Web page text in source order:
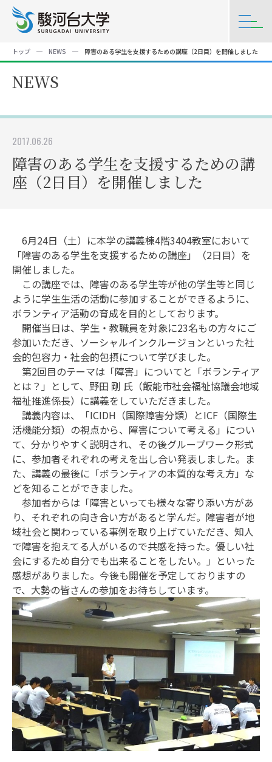
トップ NEWS 障害のある学生を支援するための講座（2日目）を開催しました
NEWS
2017.06.26
障害のある学生を支援するための講
座（2日目）を開催しました
6月24日（土）に本学の講義棟4階3404教室において
「障害のある学生を支援するための講座」（2日目）を
開催しました。
この講座では、障害のある学生等が他の学生等と同じ
ように学生生活の活動に参加することができるように、
ボランティア活動の育成を目的としております。
開催当日は、学生・教職員を対象に23名もの方々にご
参加いただき、ソーシャルインクルージョンといった社
会的包容力・社会的包摂について学びました。
第2回目のテーマは「障害」についてと「ボランティア
とは？」として、野田 剛 氏（飯能市社会福祉協議会地域
福祉推進係長）に講義をしていただきました。
講義内容は、「ICIDH（国際障害分類）とICF（国際生
活機能分類）の視点から、障害について考える」につい
て、分かりやすく説明され、その後グループワーク形式
に、参加者それぞれの考えを出し合い発表しました。ま
た、講義の最後に「ボランティアの本質的な考え方」な
どを知ることができました。
参加者からは「障害といっても様々な寄り添い方があ
り、それぞれの向き合い方があると学んだ。障害者が地
域社会と関わっている事例を取り上げていただき、知人
で障害を抱えてる人がいるので共感を持った。優しい社
会にするため自分でも出来ることをしたい。」といった
感想がありました。今後も開催を予定しておりますの
で、大勢の皆さんの参加をお待ちしています。